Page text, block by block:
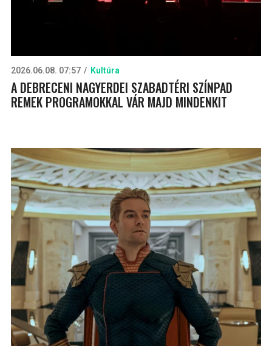
2026.06.08. 07:57 Kultúra
A DEBRECENI NAGYERDEI SZABADTÉRI SZÍNPAD
REMEK PROGRAMOKKAL VÁR MAJD MINDENKIT